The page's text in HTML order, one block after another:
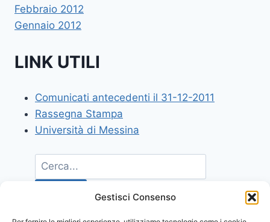
Gestisci Consenso
Febbraio 2012
Gennaio 2012
LINK UTILI
Comunicati antecedenti il 31-12-2011
Rassegna Stampa
Università di Messina